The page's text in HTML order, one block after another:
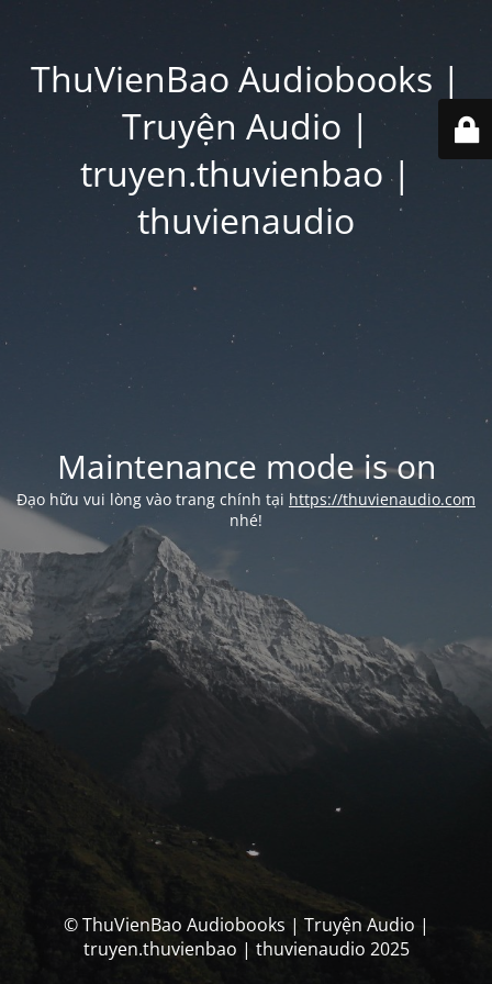
ThuVienBao Audiobooks |
Truyện Audio |
truyen.thuvienbao |
thuvienaudio
Maintenance mode is on
Đạo hữu vui lòng vào trang chính tại https://thuvienaudio.com
nhé!
© ThuVienBao Audiobooks | Truyện Audio |
truyen.thuvienbao | thuvienaudio 2025